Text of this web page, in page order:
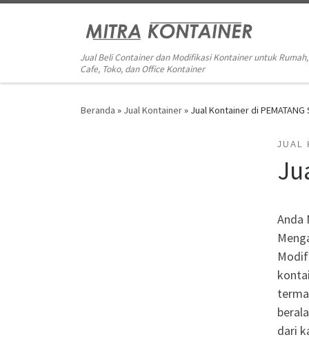
Jual Beli Container dan Modifikasi Kontainer untuk Rumah,
Cafe, Toko, dan Office Kontainer
Beranda » Jual Kontainer» Jual Kontainer di PEMATANG
JUAL
Anda
dari